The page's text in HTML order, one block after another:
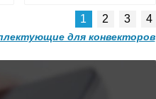
Конвектор
1 2 3 4
для конвекторов